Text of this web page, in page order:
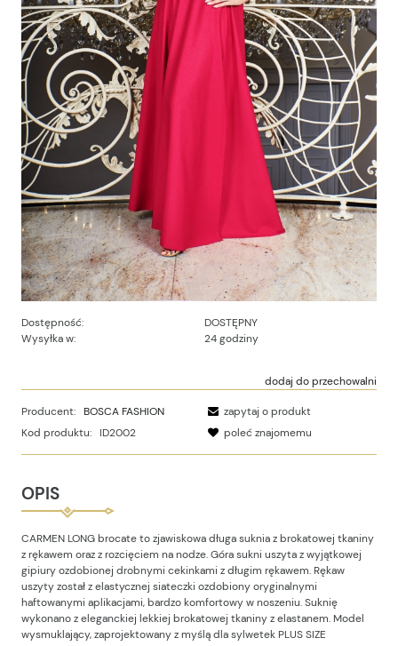
Dostępność:
DOSTĘPNY
Wysyłka w:
24 godziny
dodaj do przechowalni
Producent: BOSCA FASHION
Kod produktu:
ID2002
zapytaj o produkt
poleć znajomemu
OPIS
CARMEN LONG brocate to zjawiskowa długa suknia z brokatowej tkaniny
z rękawem oraz z rozcięciem na nodze. Góra sukni uszyta z wyjątkowej
gipiury ozdobionej drobnymi cekinkami z długim rękawem. Rękaw
uszyty został z elastycznej siateczki ozdobiony oryginalnymi
haftowanymi aplikacjami, bardzo komfortowy w noszeniu. Suknię
wykonano z eleganckiej lekkiej brokatowej tkaniny z elastanem. Model
wysmuklający, zaprojektowany z myślą dla sylwetek PLUS SIZE